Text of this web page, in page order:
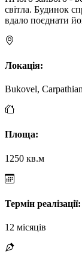
світла. Будинок
вдало поєднати
Локація:
Bukovel,
Площа:
1250 кв.м
Термін реалізації:
12 місяців